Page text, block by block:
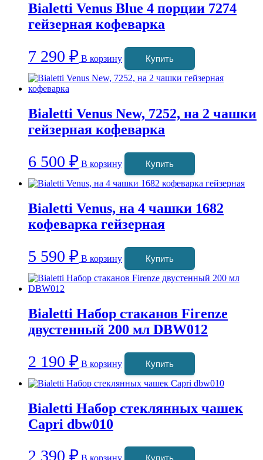
Bialetti Venus Blue 4 порции 7274
гейзерная кофеварка
7 290 ₽ В корзину Купить
Bialetti Venus New, 7252, на 2 чашки
гейзерная кофеварка
6 500 ₽ В корзину Купить
Bialetti Venus, на 4 чашки 1682
кофеварка гейзерная
5 590 ₽ В корзину Купить
Bialetti Набор стаканов Firenze
двустенный 200 мл DBW012
2 190 ₽ В корзину Купить
Bialetti Набор стеклянных чашек
Capri dbw010
2 390 ₽